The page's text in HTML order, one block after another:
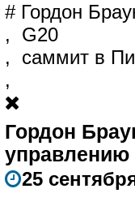
# Гордон
, G20
, саммит в
,
Гордон
управлению
25